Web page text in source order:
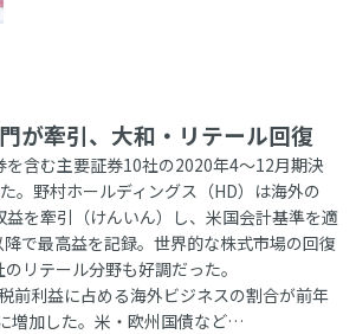
が牽引、大和・リテール回復
含む主要証券10社の2020年4～12月期決
。野村ホールディングス（HD）は海外の
益を牽引（けんいん）し、米国会計基準を適
で最高益を記録。世界的な株式市場の回復
リテール分野も好調だった。
前利益に占める海外ビジネスの割合が前年
増加した。米・欧州国債など…